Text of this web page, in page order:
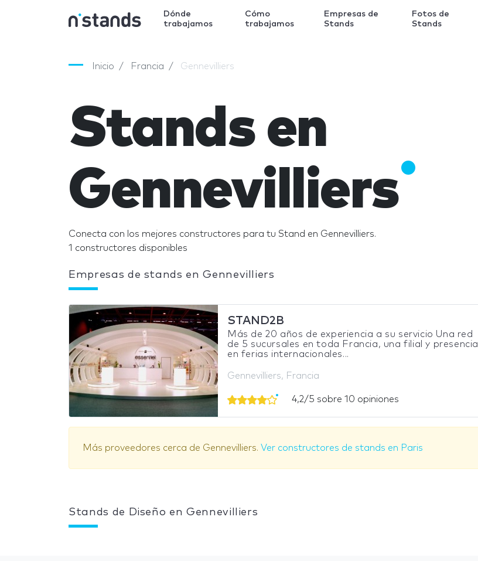
Dónde
trabajamos
Cómo
trabajamos
Empresas de
Stands
Fotos de
Stands
Inicio Francia Gennevilliers
Stands en
Gennevilliers
Conecta con los mejores constructores para tu Stand en Gennevilliers.
1 constructores disponibles
Empresas de stands en Gennevilliers
STAND2B
Más de 20 años de experiencia a su servicio Una red
de 5 sucursales en toda Francia, una filial y presencia
en ferias internacionales...
Gennevilliers, Francia
4,2/5 sobre 10 opiniones
Más proveedores cerca de Gennevilliers. Ver constructores de stands en Paris
Stands de Diseño en Gennevilliers